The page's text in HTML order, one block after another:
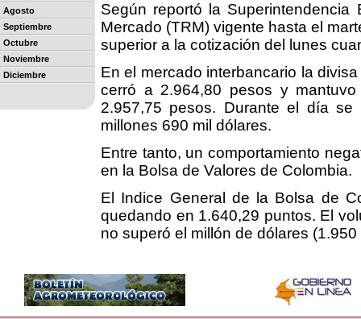
Agosto
Septiembre
Octubre
Noviembre
Diciembre
Según reportó la Superintendencia
Mercado (TRM) vigente hasta el
superior a la cotización del lunes
En el mercado interbancario la
cerró a 2.964,80 pesos y
2.957,75 pesos. Durante el día
millones 690 mil dólares.
Entre tanto, un comportamiento
en la Bolsa de Valores de Colombia.
El Indice General de la Bolsa de
quedando en 1.640,29 puntos. El
no superó el millón de dólares